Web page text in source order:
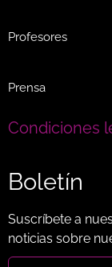
Profesores
Prensa
Condiciones
Boletín
Suscríbete a
noticias sobre